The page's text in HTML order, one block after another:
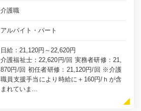
介護職
アルバイト・パート
日給：21,120円～22,620円
介護福祉士：22,620円/回 実務者研修：21,
870円/回 初任者研修：21,120円/回 ※介護
職員支援手当により時給に＋160円/ｈが含
まれていま...